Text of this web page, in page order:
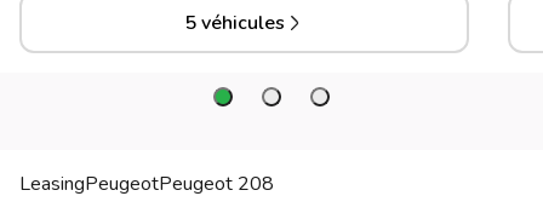
5 véhicules
LeasingPeugeotPeugeot 208